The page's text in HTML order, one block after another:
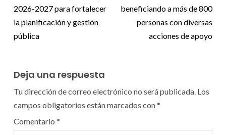
2026-2027 para fortalecer
la planificación y gestión
pública
beneficiando a más de 800
personas con diversas
acciones de apoyo
Deja una respuesta
Tu dirección de correo electrónico no será publicada. Los
campos obligatorios están marcados con*
Comentario *